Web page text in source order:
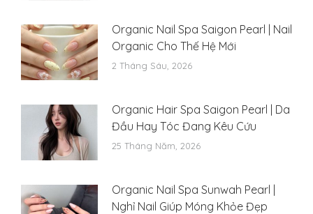
Organic Nail Spa Saigon Pearl | Nail
Organic Cho Thế Hệ Mới
2 Tháng Sáu, 2026
Organic Hair Spa Saigon Pearl | Da
Đầu Hay Tóc Đang Kêu Cứu
25 Tháng Năm, 2026
Organic Nail Spa Sunwah Pearl |
Nghỉ Nail Giúp Móng Khỏe Đẹp